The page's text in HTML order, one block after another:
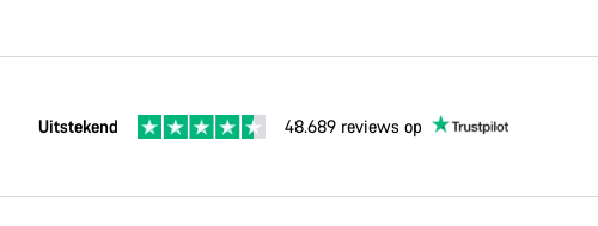
Uitstekend 48.689 reviews op